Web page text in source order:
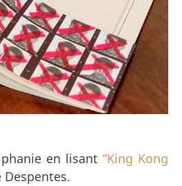
en lisant “King Kong